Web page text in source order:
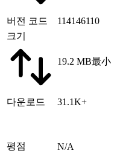
버전 코드 114146110
크기
19.2 MB最小
다운로드 31.1K+
평점 N/A